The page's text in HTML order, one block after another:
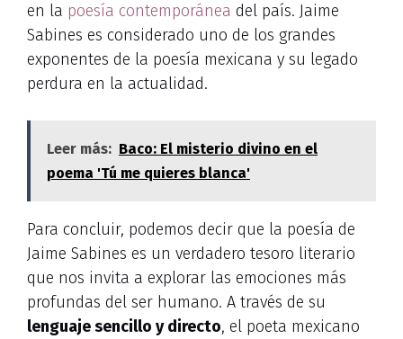
en la poesía contemporánea del país. Jaime
Sabines es considerado uno de los grandes
exponentes de la poesía mexicana y su legado
perdura en la actualidad.
Leer más: Baco: El misterio divino en el
poema 'Tú me quieres blanca'
Para concluir, podemos decir que la poesía de
Jaime Sabines es un verdadero tesoro literario
que nos invita a explorar las emociones más
profundas del ser humano. A través de su
lenguaje sencillo y directo, el poeta mexicano